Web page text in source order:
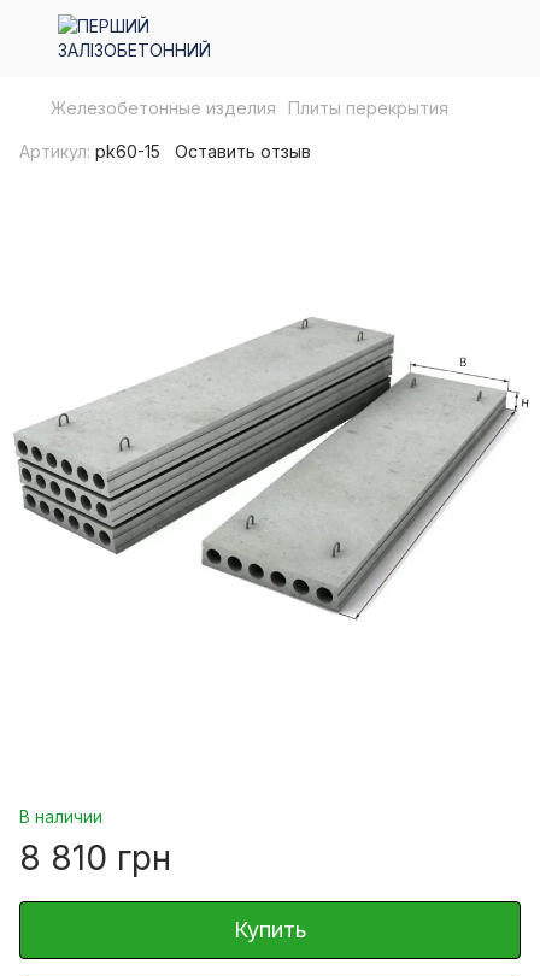
Железобетонные изделия Плиты перекрытия
Артикул: pk60-15 Оставить отзыв
В наличии
8 810 грн
Купить